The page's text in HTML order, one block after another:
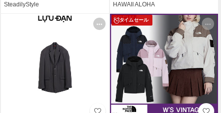
SteadilyStyle HAWAII ALOHA
タイムセール